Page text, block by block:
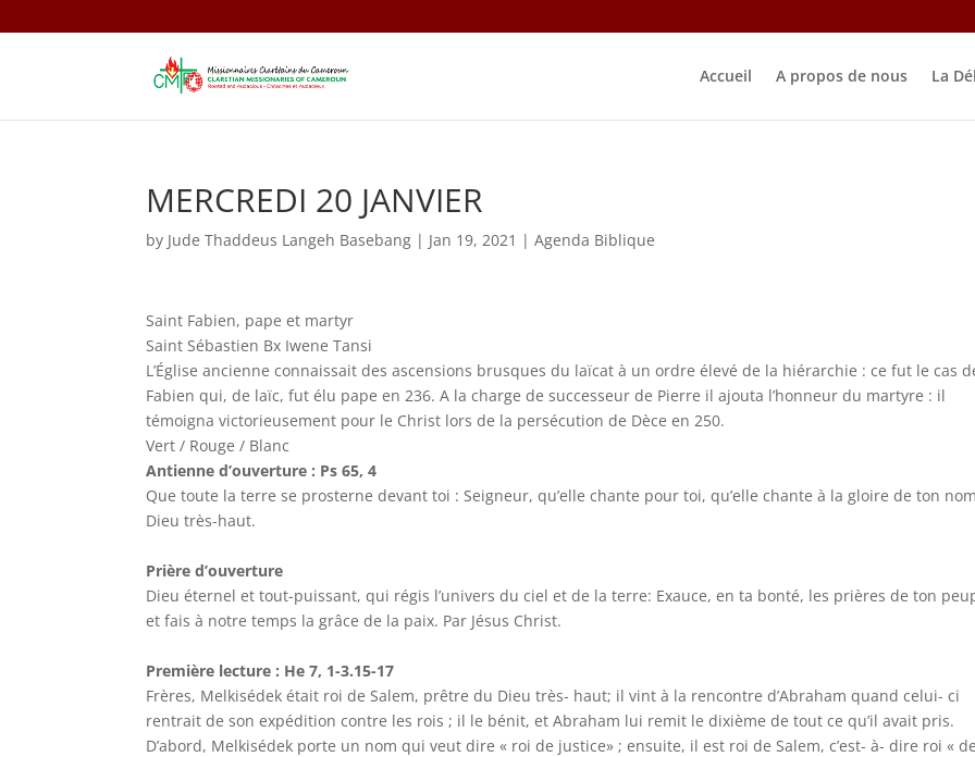
Accueil A propos de nous La
MERCREDI 20 JANVIER
by Jude Thaddeus Langeh Basebang | Jan 19, 2021 |Agenda Biblique
Saint Fabien, pape et martyr
Saint Sébastien Bx Iwene Tansi
L’Église ancienne connaissait des ascensions brusques du laïcat à un ordre élevé de la hiérarchie : ce fut le cas
Fabien qui, de laïc, fut élu pape en 236. A la charge de successeur de Pierre il ajouta l’honneur du martyre : il
témoigna victorieusement pour le Christ lors de la persécution de Dèce en 250.
Vert / Rouge / Blanc
Antienne d’ouverture : Ps 65, 4
Que toute la terre se prosterne devant toi : Seigneur, qu’elle chante pour toi, qu’elle chante à la gloire de ton
Dieu très-haut.
Prière d’ouverture
Dieu éternel et tout-puissant, qui régis l’univers du ciel et de la terre: Exauce, en ta bonté, les prières de ton
et fais à notre temps la grâce de la paix. Par Jésus Christ.
Première lecture : He 7, 1-3.15-17
Frères, Melkisédek était roi de Salem, prêtre du Dieu très- haut; il vint à la rencontre d’Abraham quand celui- ci
rentrait de son expédition contre les rois ; il le bénit, et Abraham lui remit le dixième de tout ce qu’il avait pris.
D’abord, Melkisédek porte un nom qui veut dire « roi de justice» ; ensuite, il est roi de Salem, c’est- à- dire roi « de